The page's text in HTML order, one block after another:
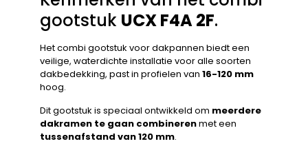
gootstuk UCX F4A 2F.
Het combi gootstuk voor dakpannen biedt een
veilige, waterdichte installatie voor alle soorten
dakbedekking, past in profielen van 16-120 mm
hoog.
Dit gootstuk is speciaal ontwikkeld om meerdere
dakramen te gaan combinerenmet een
tussenafstand van 120 mm.